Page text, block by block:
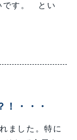
です。 とい
！・・・
ました。特に